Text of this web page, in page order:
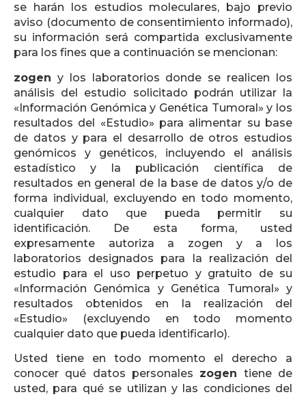
se harán los estudios moleculares, bajo previo
aviso (documento de consentimiento informado),
su información será compartida exclusivamente
para los fines que a continuación se mencionan:
zogen y los laboratorios donde se realicen los
análisis del estudio solicitado podrán utilizar la
«Información Genómica y Genética Tumoral» y los
resultados del «Estudio» para alimentar su base
de datos y para el desarrollo de otros estudios
genómicos y genéticos, incluyendo el análisis
estadístico y la publicación científica de
resultados en general de la base de datos y/o de
forma individual, excluyendo en todo momento,
cualquier dato que pueda permitir su
identificación. De esta forma, usted
expresamente autoriza a zogen y a los
laboratorios designados para la realización del
estudio para el uso perpetuo y gratuito de su
«Información Genómica y Genética Tumoral» y
resultados obtenidos en la realización del
«Estudio» (excluyendo en todo momento
cualquier dato que pueda identificarlo).
Usted tiene en todo momento el derecho a
conocer qué datos personales zogen tiene de
usted, para qué se utilizan y las condiciones del